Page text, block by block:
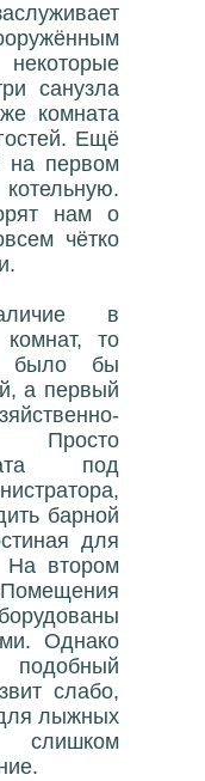
санузла
комната
Ещё
на первом
нам о
чётко
в
комнат, то
было бы
а первый
Просто
под
барной
для
На втором
Однако
слабо,
лыжных
слишком